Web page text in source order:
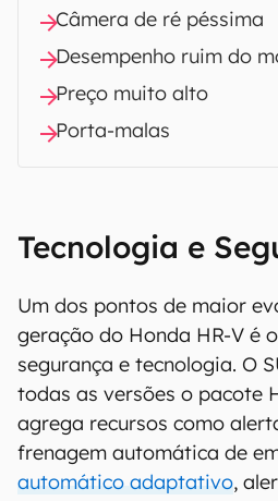
Câmera de ré péssima
Desempenho ruim do
Preço muito alto
Porta-malas
Tecnologia e
Um dos pontos de maior
geração do Honda HR-V é
segurança e tecnologia. O
todas as versões o pacote
agrega recursos como
frenagem automática de
automático adaptativo,